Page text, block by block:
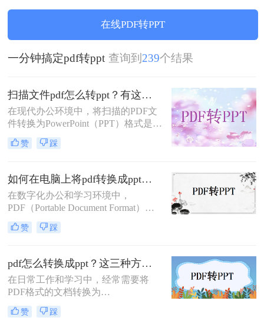
办公。
在线PDF转PPT
一分钟搞定pdf转ppt 查询到239个结果
扫描文件pdf怎么转ppt？有这三种好方法推荐！
​在现代办公环境中，将扫描的PDF文
件转换为PowerPoint（PPT）格式是一
项常见的需求，特别是在准备演示文
稿或报告时。那么扫描文件pdf怎么转
换方法。
赞 踩
如何在电脑上将pdf转换成ppt？大家试试这二种方法！
在数字化办公和学习环境中，
PDF（Portable Document Format）因
其良好的兼容性和稳定性，成为了广
泛使用的文件格式。然而，当需要进
为PPT（PowerPoint演示文稿）格式就
显得尤为重要。本文将详细介绍如何
在电脑上将pdf转换成ppt的转换过
程，并探讨几种常用的转换方法。
赞 踩
pdf怎么转换成ppt？这三种方法快来了解一下！
在日常工作和学习中，经常需要将
PDF格式的文档转换为
PPT（PowerPoint演示文稿）格式，以
便进行更有效的演示和分享。PDF文
赞 踩